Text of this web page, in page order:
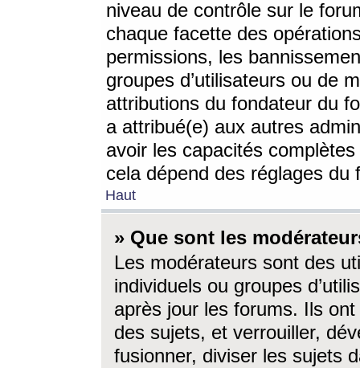
niveau de contrôle sur le
chaque facette des
permissions, les
groupes d’utilisateurs ou de
attributions du fondateur du
a attribué(e) aux autres
avoir les capacités
cela dépend des réglages du
Haut
» Que sont les
Les modérateurs sont des
individuels ou groupes
après jour les forums. Ils ont
des sujets, et verrouiller,
fusionner, diviser les sujets